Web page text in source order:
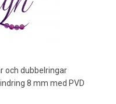
och dubbelringar
8 mm med PVD